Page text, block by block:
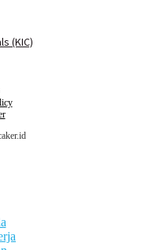
(KIC)